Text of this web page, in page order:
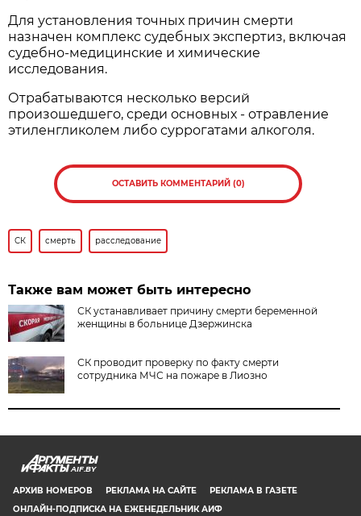
Для установления точных причин смерти
назначен комплекс судебных экспертиз, включая
судебно-медицинские и химические
исследования.
Отрабатываются несколько версий
произошедшего, среди основных - отравление
этиленгликолем либо суррогатами алкоголя.
ОСТАВИТЬ КОММЕНТАРИЙ (0)
СК смерть расследование
Также вам может быть интересно
СК устанавливает причину смерти беременной
женщины в больнице Дзержинска
СК проводит проверку по факту смерти
сотрудника МЧС на пожаре в Лиозно
AIF.BY
АРХИВ НОМЕРОВ РЕКЛАМА НА САЙТЕ
РЕКЛАМА В ГАЗЕТЕ
ОНЛАЙН-ПОДПИСКА НА ЕЖЕНЕДЕЛЬНИК АИФ